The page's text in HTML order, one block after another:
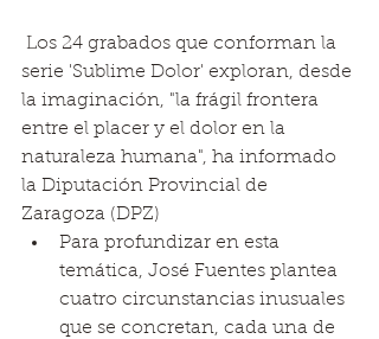
serie 'Sublime Dolor' exploran, desde
la imaginación, "la frágil frontera
entre el placer y el dolor en la
naturaleza humana", ha informado
la Diputación Provincial de
Zaragoza (DPZ)
Para profundizar en esta
temática, José Fuentes plantea
cuatro circunstancias inusuales
que se concretan, cada una de